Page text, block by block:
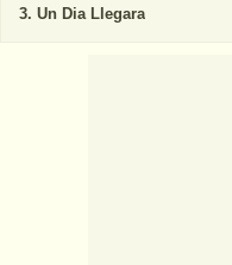
Un Dia Llegara